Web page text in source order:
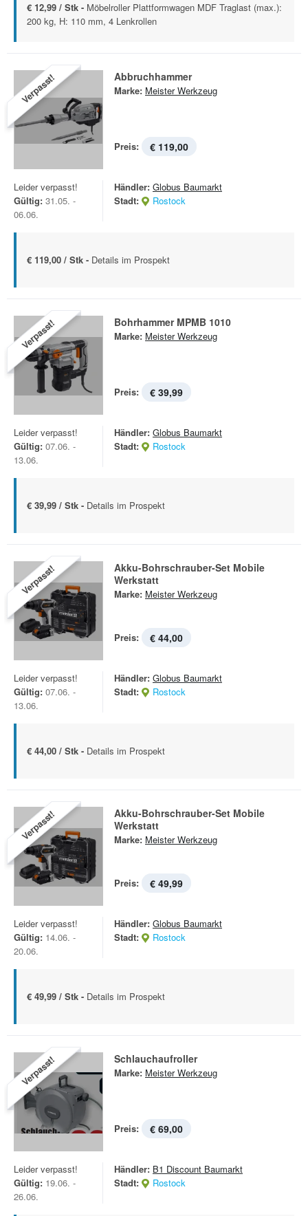
€ 12,99 / Stk - Möbelroller Plattformwagen MDF Traglast (max.):
200 kg, H: 110 mm, 4 Lenkrollen
Verpasst! Abbruchhammer
Marke: Meister Werkzeug
Preis: € 119,00
Leider verpasst!
Gültig: 31.05. -
06.06.
Händler: Globus Baumarkt
Stadt:
Rostock
€ 119,00 / Stk - Details im Prospekt
Verpasst! Bohrhammer MPMB 1010
Marke: Meister Werkzeug
Preis: € 39,99
Leider verpasst!
Gültig: 07.06. -
13.06.
Händler: Globus Baumarkt
Stadt:
Rostock
€ 39,99 / Stk - Details im Prospekt
Verpasst!
Akku-Bohrschrauber-Set Mobile
Werkstatt
Marke: Meister Werkzeug
Preis: € 44,00
Leider verpasst!
Gültig: 07.06. -
13.06.
Händler: Globus Baumarkt
Stadt:
Rostock
€ 44,00 / Stk - Details im Prospekt
Verpasst!
Akku-Bohrschrauber-Set Mobile
Werkstatt
Marke: Meister Werkzeug
Preis: € 49,99
Leider verpasst!
Gültig: 14.06. -
20.06.
Händler: Globus Baumarkt
Stadt:
Rostock
€ 49,99 / Stk - Details im Prospekt
Verpasst! Schlauchaufroller
Marke: Meister Werkzeug
Preis: € 69,00
Leider verpasst!
Gültig: 19.06. -
26.06.
Händler: B1 Discount Baumarkt
Stadt:
Rostock